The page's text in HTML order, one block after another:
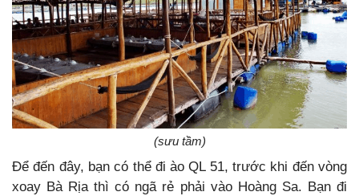
(sưu tầm)
Để đến đây, bạn có thể đi ào QL 51, trước khi đến vòng
xoay Bà Rịa thì có ngã rẻ phải vào Hoàng Sa. Bạn đi